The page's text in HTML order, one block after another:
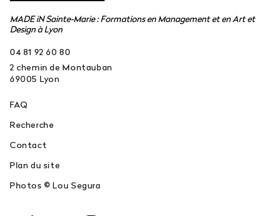
MADE iN Sainte-Marie : Formations en Management et en Art et
Design à Lyon
04 81 92 60 80
2 chemin de Montauban
69005 Lyon
FAQ
Recherche
Contact
Plan du site
Photos © Lou Segura